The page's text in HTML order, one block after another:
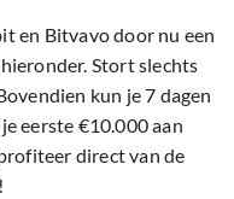
en Bitvavo door nu een
Stort slechts
kun je 7 dagen
eerste €10.000 aan
direct van de